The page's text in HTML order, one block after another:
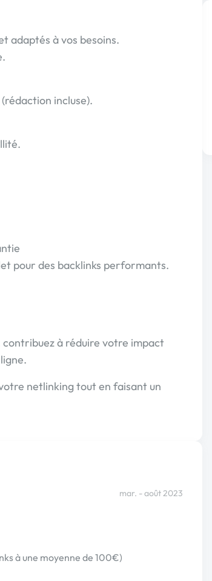
adaptés à vos besoins.
incluse).
pour des backlinks performants.
à réduire votre impact
netlinking tout en faisant un
mar. - août 2023
à une moyenne de 100€)